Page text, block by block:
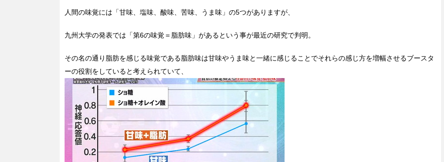
人間の味覚には「甘味、塩味、酸味、苦味、うま味」の5つがありますが、
九州大学の発表では「第6の味覚＝脂肪味」があるという事が最近の研究で判明。
その名の通り脂肪を感じる味覚である脂肪味は甘味やうま味と一緒に感じることでそれらの感じ方を増幅させるブースタ
ーの役割をしていると考えられていて、